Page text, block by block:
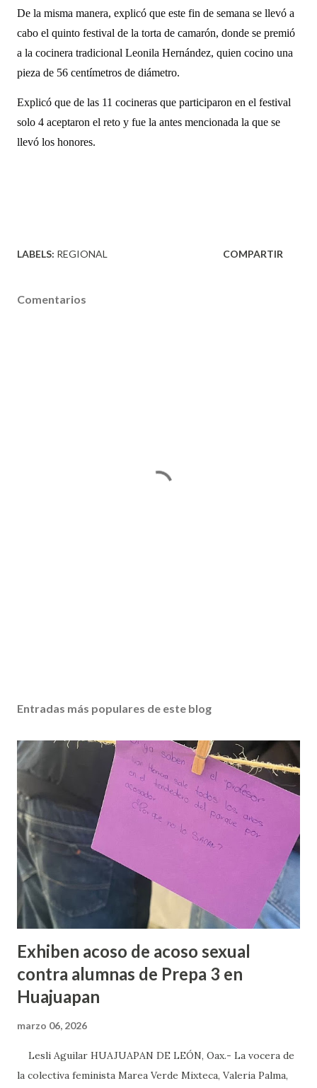
De la misma manera, explicó que este fin de semana se llevó a
cabo el quinto festival de la torta de camarón, donde se premió
a la cocinera tradicional Leonila Hernández, quien cocino una
pieza de 56 centímetros de diámetro.
Explicó que de las 11 cocineras que participaron en el festival
solo 4 aceptaron el reto y fue la antes mencionada la que se
llevó los honores.
LABELS: REGIONAL COMPARTIR
Comentarios
Entradas más populares de este blog
Exhiben acoso de acoso sexual
contra alumnas de Prepa 3 en
Huajuapan
marzo 06, 2026
Lesli Aguilar HUAJUAPAN DE LEÓN, Oax.- La vocera de
la colectiva feminista Marea Verde Mixteca, Valeria Palma,